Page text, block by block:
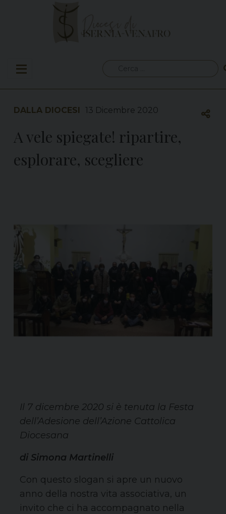
per:
DALLA DIOCESI 13 Dicembre 2020
A vele spiegate! ripartire,
esplorare, scegliere
Il 7 dicembre 2020 si è tenuta la Festa
dell’Adesione dell’Azione Cattolica
Diocesana
di Simona Martinelli
Con questo slogan si apre un nuovo
anno della nostra vita associativa, un
invito che ci ha accompagnato nella